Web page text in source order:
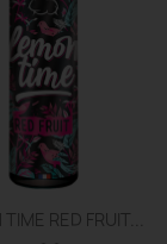
rapide
TIME RED FRUIT...